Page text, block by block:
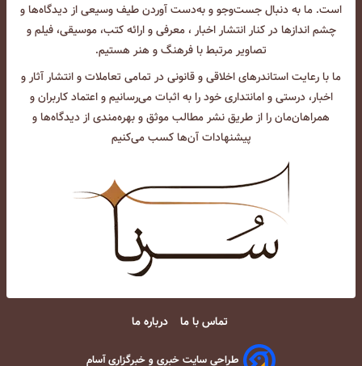
است. ما به دنبال جست‌و‌جو و به‌دست آوردن طیف وسیعی از دیدگاه‌ها و
چشم انداز‌ها در کنار انتشار اخبار ، معرفی و ارائه کتب، موسیقی، فیلم و
تصاویر مرتبط با فرهنگ و هنر هستیم.
ما با رعایت استاندرهای اخلاقی و قانونی در تمامی تعاملات و انتشار آثار و
اخبار، درستی و امانتداری خود را به اثبات می‌رسانیم و اعتماد کاربران و
همراهان‌مان را از طریق نشر مطالب موثق و بهره‌مندی از دیدگاه‌ها و
پیشنهادات آن‌ها کسب می‌کنیم
تماس با ما درباره ما
طراحی سایت خبری و خبرگزاری آسام